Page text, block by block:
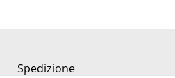
Spedizione